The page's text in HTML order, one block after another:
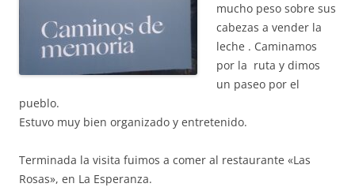
mucho peso sobre sus
cabezas a vender la
leche . Caminamos
por la ruta y dimos
un paseo por el
pueblo.
Estuvo muy bien organizado y entretenido.
Terminada la visita fuimos a comer al restaurante «Las
Rosas», en La Esperanza.